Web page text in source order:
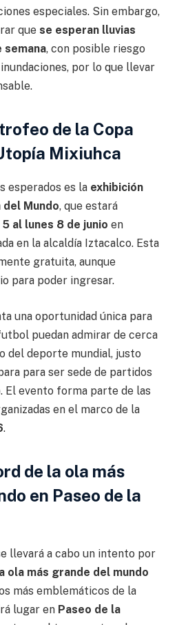
especiales. Sin embargo,
que se esperan lluvias
semana, con posible riesgo
por lo que llevar
de la Copa
Mixiuhca
esperados es la exhibición
Mundo, que estará
al lunes 8 de junio en
en la alcaldía Iztacalco. Esta
gratuita, aunque
para poder ingresar.
una oportunidad única para
puedan admirar de cerca
del deporte mundial, justo
para ser sede de partidos
El evento forma parte de las
en el marco de la
.
de la ola más
en Paseo de la
llevará a cabo un intento por
ola más grande del mundo
más emblemáticos de la
lugar en Paseo de la